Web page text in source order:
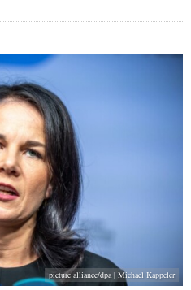
picture alliance/dpa | Michael Kappeler